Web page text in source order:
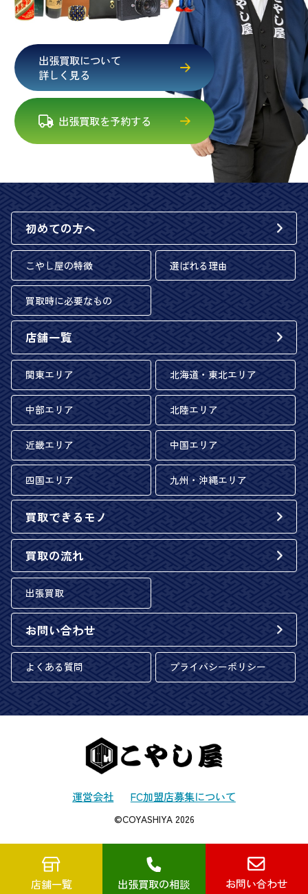
出張買取について
詳しく見る
出張買取を予約する
初めての方へ
こやし屋の特徴 選ばれる理由
買取時に必要なもの
店舗一覧
関東エリア 北海道・東北エリア
中部エリア 北陸エリア
近畿エリア 中国エリア
四国エリア 九州・沖縄エリア
買取できるモノ
買取の流れ
出張買取
お問い合わせ
よくある質問 プライバシーポリシー
運営会社 FC加盟店募集について
©COYASHIYA 2026
店舗一覧 出張買取の相談 お問い合わせ